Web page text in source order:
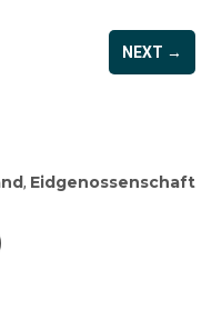
NEXT →
, Eidgenossenschaft